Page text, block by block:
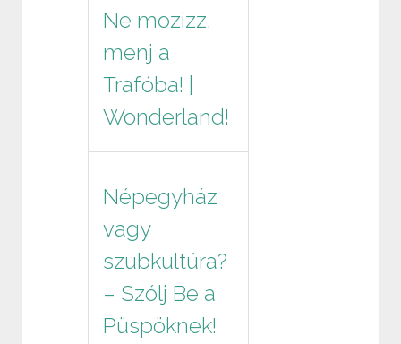
Ne mozizz,
menj a
Trafóba! |
Wonderland!
Népegyház
vagy
szubkultúra?
– Szólj Be a
Püspöknek!